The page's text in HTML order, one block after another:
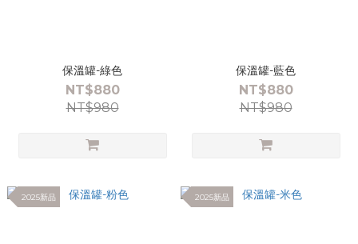
保溫罐-綠色
NT$880
NT$980
保溫罐-藍色
NT$880
NT$980
2025新品 2025新品